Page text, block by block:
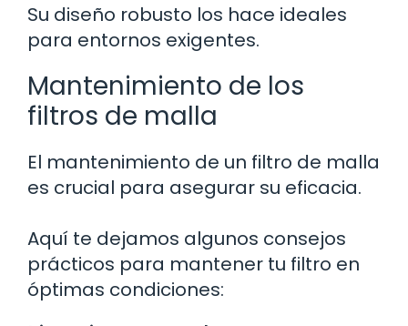
Su diseño robusto los hace ideales
para entornos exigentes.
Mantenimiento de los
filtros de malla
El mantenimiento de un filtro de malla
es crucial para asegurar su eficacia.
Aquí te dejamos algunos consejos
prácticos para mantener tu filtro en
óptimas condiciones: